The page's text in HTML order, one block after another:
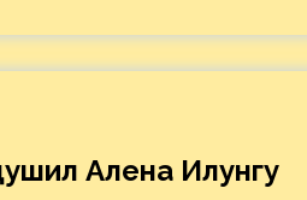
Алена Илунгу